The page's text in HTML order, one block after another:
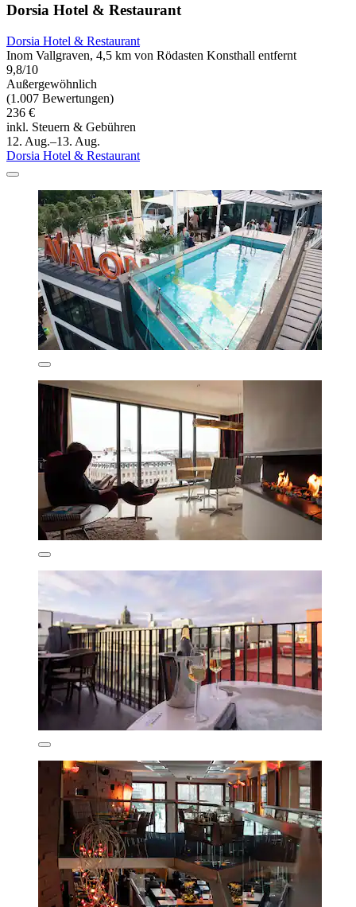
Dorsia Hotel & Restaurant
Dorsia Hotel & Restaurant
Inom Vallgraven, 4,5 km von Rödasten Konsthall entfernt
9,8/10
Außergewöhnlich
(1.007 Bewertungen)
236 €
inkl. Steuern & Gebühren
12. Aug.–13. Aug.
Dorsia Hotel & Restaurant